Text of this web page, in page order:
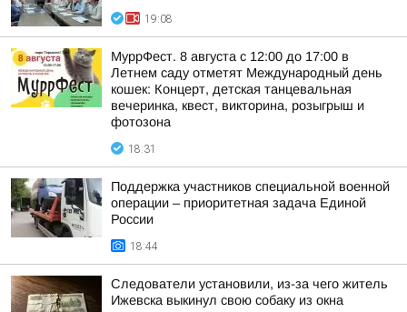
19:08
МуррФест. 8 августа с 12:00 до 17:00 в
Летнем саду отметят Международный день
кошек: Концерт, детская танцевальная
вечеринка, квест, викторина, розыгрыш и
фотозона
18:31
Поддержка участников специальной военной
операции – приоритетная задача Единой
России
18:44
Следователи установили, из-за чего житель
Ижевска выкинул свою собаку из окна